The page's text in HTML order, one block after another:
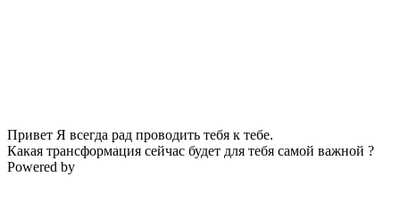
Привет Я всегда рад проводить тебя к тебе.
Какая трансформация сейчас будет для тебя самой важной ?
Powered by